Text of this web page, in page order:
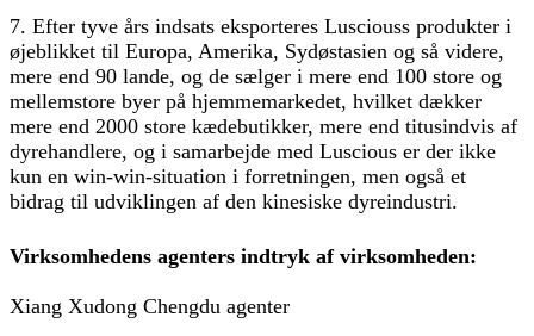
7. Efter tyve års indsats eksporteres Lusciouss produkter i
øjeblikket til Europa, Amerika, Sydøstasien og så videre,
mere end 90 lande, og de sælger i mere end 100 store og
mellemstore byer på hjemmemarkedet, hvilket dækker
mere end 2000 store kædebutikker, mere end titusindvis af
dyrehandlere, og i samarbejde med Luscious er der ikke
kun en win-win-situation i forretningen, men også et
bidrag til udviklingen af ​​den kinesiske dyreindustri.
Virksomhedens agenters indtryk af virksomheden:
Xiang Xudong Chengdu agenter